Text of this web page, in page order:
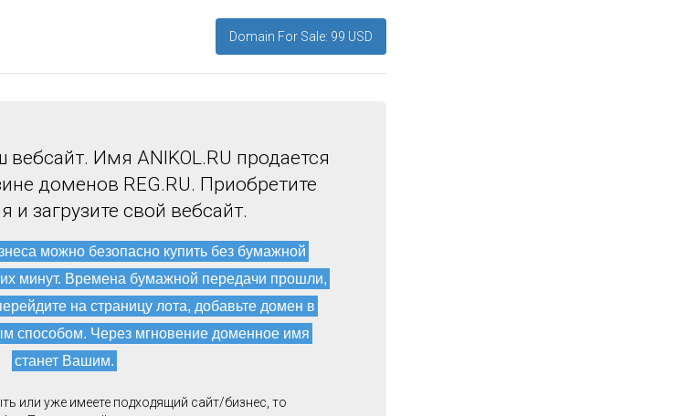
Domain For Sale: 99 USD
Имя ANIKOL.RU продается
доменов REG.RU. Приобретите
загрузите свой вебсайт.
можно безопасно купить без бумажной
минут. Времена бумажной передачи прошли,
на страницу лота, добавьте домен в
способом. Через мгновение доменное имя
станет Вашим.
или уже имеете подходящий сайт/бизнес, то